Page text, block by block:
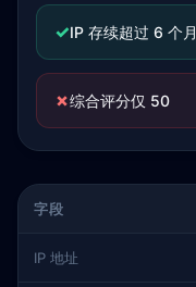
✓IP 存续超过 6 个月
✗综合评分仅 50
字段
IP 地址